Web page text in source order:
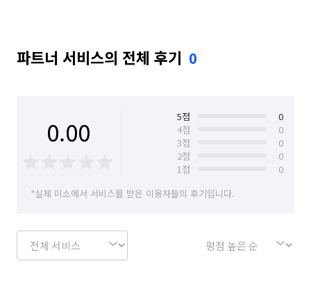
파트너 서비스의 전체 후기 0
0.00 5점
0
4점
0
3점
0
2점
0
1점
0
*실제 미소에서 서비스를 받은 이용자들의 후기입니다.